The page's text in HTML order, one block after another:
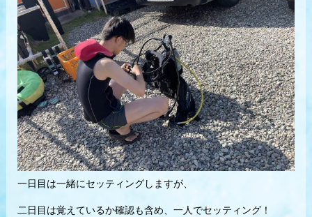
一日目は一緒にセッティングしますが、
二日目は覚えているか確認も含め、一人でセッティング！